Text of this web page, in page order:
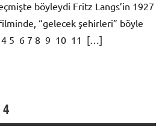
böyleydi Fritz Langs’in 1927
“gelecek şehirleri” böyle
4 5 6 7 8 9 10 11 […]
4